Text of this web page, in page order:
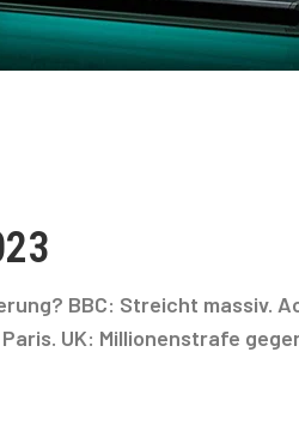
BBC: Streicht massiv.
UK: Millionenstrafe